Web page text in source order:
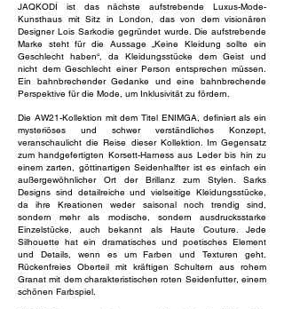
JAQKODÍ ist das nächste aufstrebende Luxus-Mode-
Kunsthaus mit Sitz in London, das von dem visionären
Designer Lois Sarkodie gegründet wurde. Die aufstrebende
Marke steht für die Aussage „Keine Kleidung sollte ein
Geschlecht haben“, da Kleidungsstücke dem Geist und
nicht dem Geschlecht einer Person entsprechen müssen.
Ein bahnbrechender Gedanke und eine bahnbrechende
Perspektive für die Mode, um Inklusivität zu fördern.
Die AW21-Kollektion mit dem Titel ENIMGA, definiert als ein
mysteriöses und schwer verständliches Konzept,
veranschaulicht die Reise dieser Kollektion. Im Gegensatz
zum handgefertigten Korsett-Harness aus Leder bis hin zu
einem zarten, göttinartigen Seidenhalfter ist es einfach ein
außergewöhnlicher Ort der Brillanz zum Stylen. Sarks
Designs sind detailreiche und vielseitige Kleidungsstücke,
da ihre Kreationen weder saisonal noch trendig sind,
sondern mehr als modische, sondern ausdrucksstarke
Einzelstücke, auch bekannt als Haute Couture. Jede
Silhouette hat ein dramatisches und poetisches Element
und Details, wenn es um Farben und Texturen geht.
Rückenfreies Oberteil mit kräftigen Schultern aus rohem
Granat mit dem charakteristischen roten Seidenfutter, einem
schönen Farbspiel.